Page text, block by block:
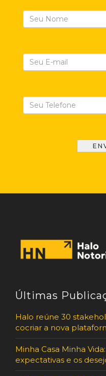
Últimas
Halo reúne 30
cocriar a nova
Minha Casa Minha
expectativas e os